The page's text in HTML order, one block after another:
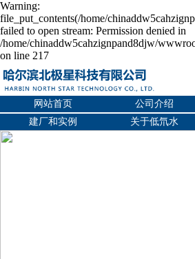
Warning:
file_put_contents(/home/
failed to open stream: Permission denied in
/home/chinaddw5cahzignpand8djw/
on line 217
网站首页 公司介绍
建厂和实例
关于低氘水